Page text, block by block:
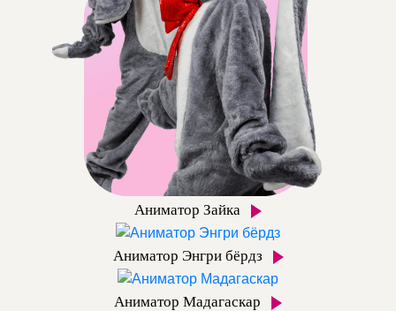
Аниматор Зайка
Аниматор Энгри бёрдз
Аниматор Мадагаскар